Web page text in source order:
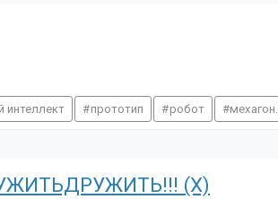
интеллект прототип робот мехагон.
(Х)